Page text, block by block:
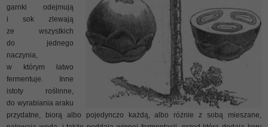
garnki odejmują
i sok zlewają
ze wszystkich
do jednego
naczynia,
w którym łatwo
fermentuje. Inne
istoty roślinne,
do wyrabiania araku
przydatne, biorą albo pojedynczo każdą, albo różnie z sobą mieszane,